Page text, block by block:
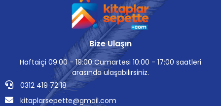
Bize Ulaşın
Haftaiçi 09:00 - 19:00 Cumartesi 10:00 - 17:00 saatleri
arasında ulaşabilirsiniz.
0312 419 72 18
kitaplarsepette@gmail.com